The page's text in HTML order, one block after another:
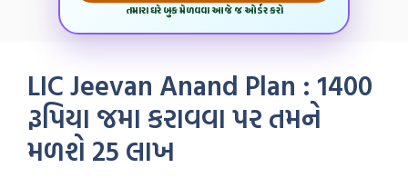
તમારા ઘરે બુક મેળવવા આજે જ ઓર્ડર કરો
LIC Jeevan Anand Plan : 1400
રૂપિયા જમા કરાવવા પર તમને
મળશે 25 લાખ